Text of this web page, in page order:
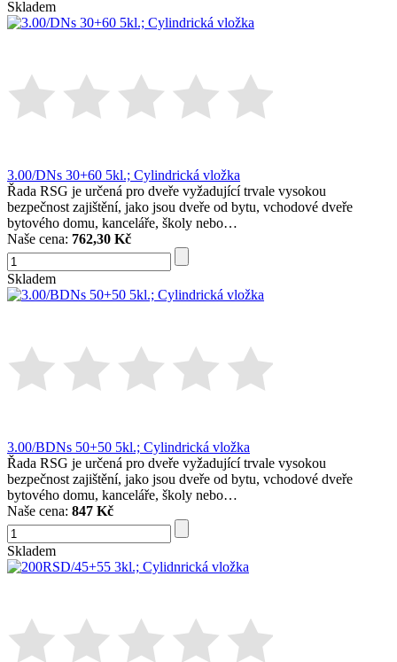
Skladem
3.00/DNs 30+60 5kl.; Cylindrická vložka
Řada RSG je určená pro dveře vyžadující trvale vysokou
bezpečnost zajištění, jako jsou dveře od bytu, vchodové dveře
bytového domu, kanceláře, školy nebo…
Naše cena: 762,30 Kč
Skladem
3.00/BDNs 50+50 5kl.; Cylindrická vložka
Řada RSG je určená pro dveře vyžadující trvale vysokou
bezpečnost zajištění, jako jsou dveře od bytu, vchodové dveře
bytového domu, kanceláře, školy nebo…
Naše cena: 847 Kč
Skladem